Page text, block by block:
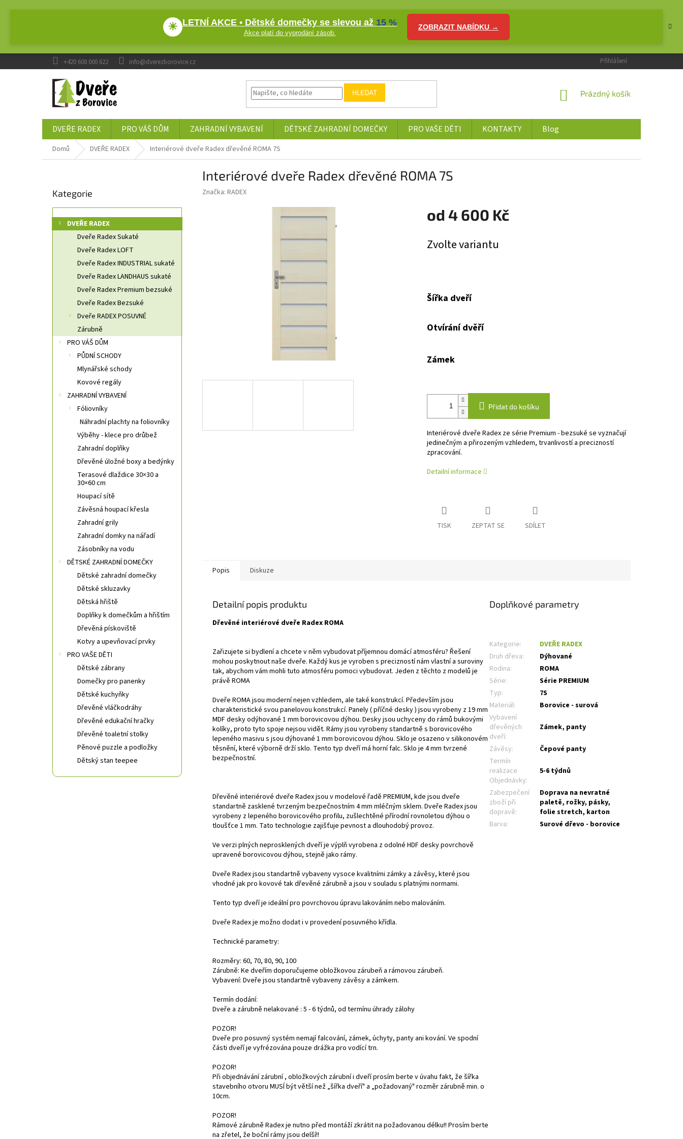
☀ LETNÍ AKCE • Dětské domečky se slevou až 15 %
Akce platí do vyprodání zásob.
ZOBRAZIT NABÍDKU →
+420 608 000 622 info@dverezborovice.cz Přihlášení
HLEDAT
NÁKUPNÍ
Prázdný košík
DVEŘE RADEX PRO VÁŠ DŮM ZAHRADNÍ VYBAVENÍ DĚTSKÉ ZAHRADNÍ DOMEČKY PRO VAŠE DĚTI KONTAKTY Blog
Domů DVEŘE RADEX Interiérové dveře Radex dřevěné ROMA 7S
kategorie
Kategorie
DVEŘE RADEX
Dveře Radex Sukaté
Dveře Radex LOFT
Dveře Radex INDUSTRIAL sukaté
Dveře Radex LANDHAUS sukaté
Dveře Radex Premium bezsuké
Dveře Radex Bezsuké
Dveře RADEX POSUVNÉ
Zárubně
PRO VÁŠ DŮM
PŮDNÍ SCHODY
Mlynářské schody
Kovové regály
ZAHRADNÍ VYBAVENÍ
Fóliovníky
Náhradní plachty na foliovníky
Výběhy - klece pro drůbež
Zahradní doplňky
Dřevěné úložné boxy a bedýnky
Terasové dlaždice 30×30 a
30×60 cm
Houpací sítě
Závěsná houpací křesla
Zahradní grily
Zahradní domky na nářadí
Zásobníky na vodu
DĚTSKÉ ZAHRADNÍ DOMEČKY
Dětské zahradní domečky
Dětské skluzavky
Dětská hřiště
Doplňky k domečkům a hřištím
Dřevěná pískoviště
Kotvy a upevňovací prvky
PRO VAŠE DĚTI
Dětské zábrany
Domečky pro panenky
Dětské kuchyňky
Dřevěné vláčkodráhy
Dřevěné edukační hračky
Dřevěné toaletní stolky
Pěnové puzzle a podložky
Dětský stan teepee
Interiérové dveře Radex dřevěné ROMA 7S
Značka: RADEX
od 4 600 Kč
cena:
Zvolte variantu
Šířka dveří
Otvírání dvěří
Zámek
Přidat do košíku
Interiérové dveře Radex ze série Premium - bezsuké se vyznačují
jedinečným a přirozeným vzhledem, trvanlivostí a precizností
zpracování.
Detailní informace
TISK ZEPTAT SE SDÍLET
Popis Diskuze
Detailní popis produktu
Dřevěné interiérové dveře Radex ROMA
Zařizujete si bydlení a chcete v něm vybudovat příjemnou domácí atmosféru? Řešení
mohou poskytnout naše dveře. Každý kus je vyroben s precizností nám vlastní a suroviny
tak, abychom vám mohli tuto atmosféru pomoci vybudovat. Jeden z těchto z modelů je
právě ROMA
Dveře ROMA jsou moderní nejen vzhledem, ale také konstrukcí. Především jsou
charakteristické svou panelovou konstrukcí. Panely ( příčné desky ) jsou vyrobeny z 19 mm
MDF desky odýhované 1 mm borovicovou dýhou. Desky jsou uchyceny do rámů bukovými
kolíky, proto tyto spoje nejsou vidět. Rámy jsou vyrobeny standartně s borovicového
lepeného masivu s jsou dýhované 1 mm borovicovou dýhou. Sklo je osazeno v silikonovém
těsnění, které výborně drží sklo. Tento typ dveří má horní falc. Sklo je 4 mm tvrzené
bezpečnostní.
Dřevěné interiérové dveře Radex jsou v modelové řadě PREMIUM, kde jsou dveře
standartně zasklené tvrzeným bezpečnostním 4 mm mléčným sklem. Dveře Radex jsou
vyrobeny z lepeného borovicového profilu, zušlechtěné přírodní rovnoletou dýhou o
tloušťce 1 mm. Tato technologie zajišťuje pevnost a dlouhodobý provoz.
Ve verzi plných neprosklených dveří je výplň vyrobena z odolné HDF desky povrchově
upravené borovicovou dýhou, stejně jako rámy.
Dveře Radex jsou standartně vybaveny vysoce kvalitními zámky a závěsy, které jsou
vhodné jak pro kovové tak dřevěné zárubně a jsou v souladu s platnými normami.
Tento typ dveří je ideální pro povrchovou úpravu lakováním nebo malováním.
Dveře Radex je možno dodat i v provedení posuvného křídla.
Technické parametry:
Rozměry: 60, 70, 80, 90, 100
Zárubně: Ke dveřím doporučujeme obložkovou zárubeň a rámovou zárubeň.
Vybavení: Dveře jsou standartně vybaveny závěsy a zámkem.
Termín dodání:
Dveře a zárubně nelakované : 5 - 6 týdnů, od termínu úhrady zálohy
POZOR!
Dveře pro posuvný systém nemají falcování, zámek, úchyty, panty ani kování. Ve spodní
části dveří je vyfrézována pouze drážka pro vodící trn.
POZOR!
Při objednávání zárubní , obložkových zárubní i dveří prosím berte v úvahu fakt, že šířka
stavebního otvoru MUSÍ být větší než „šířka dveří" a „požadovaný" rozměr zárubně min. o
10cm.
POZOR!
Rámové zárubně Radex je nutno před montáží zkrátit na požadovanou délku!! Prosím berte
na zřetel, že boční rámy jsou delší!!
Doplňkové parametry
Kategorie:
DVEŘE RADEX
Druh dřeva:
Dýhované
Rodina:
ROMA
Série:
Série PREMIUM
Typ:
7S
Materiál:
Borovice - surová
Vybavení
dřevěných
dveří:
Zámek, panty
Závěsy:
Čepové panty
Termín
realizace
Objednávky:
5-6 týdnů
Zabezpečení
zboží při
dopravě:
Doprava na nevratné
paletě, rožky, pásky,
folie stretch, karton
Barva: Surové dřevo - borovice